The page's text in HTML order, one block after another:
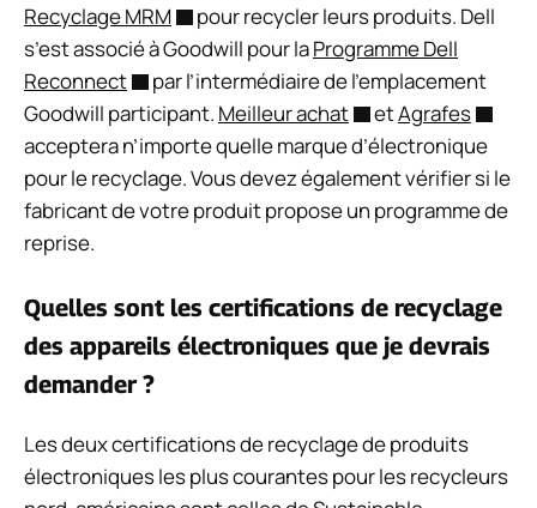
Recyclage MRM
pour recycler leurs produits. Dell
s’est associé à Goodwill pour laProgramme Dell
Reconnect
par l’intermédiaire de l’emplacement
Goodwill participant. Meilleur achat etAgrafes
acceptera n’importe quelle marque d’électronique
pour le recyclage. Vous devez également vérifier si le
fabricant de votre produit propose un programme de
reprise.
Quelles sont les certifications de recyclage
des appareils électroniques que je devrais
demander ?
Les deux certifications de recyclage de produits
électroniques les plus courantes pour les recycleurs